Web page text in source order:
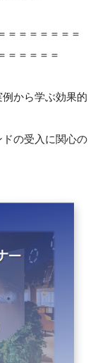
＝＝＝＝＝＝＝
＝＝＝＝＝
から学ぶ効果的
の受入に関心の